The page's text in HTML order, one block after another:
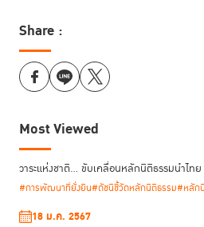
Justice for Southeast Asia (T4SEA) ครั้งที่
พฤษภาคม 2568 ที่อาคาร TIJ ถนนแจ้งวัฒนะ
Share :
Most Viewed
วาระแห่งชาติ… ขับเคลื่อนหลักนิติธรรมนำไทย
#การพัฒนาที่ยั่งยืน#ดัชนีชี้วัดหลักนิติธรรม#หลัก
18 ม.ค. 2567